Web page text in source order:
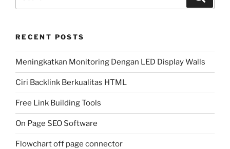
RECENT POSTS
Meningkatkan Monitoring Dengan LED Display Walls
Ciri Backlink Berkualitas HTML
Free Link Building Tools
On Page SEO Software
Flowchart off page connector